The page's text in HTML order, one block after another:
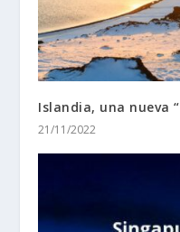
Islandia, una nueva
21/11/2022